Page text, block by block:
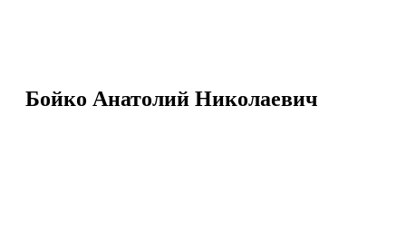
Бойко Анатолий Николаевич